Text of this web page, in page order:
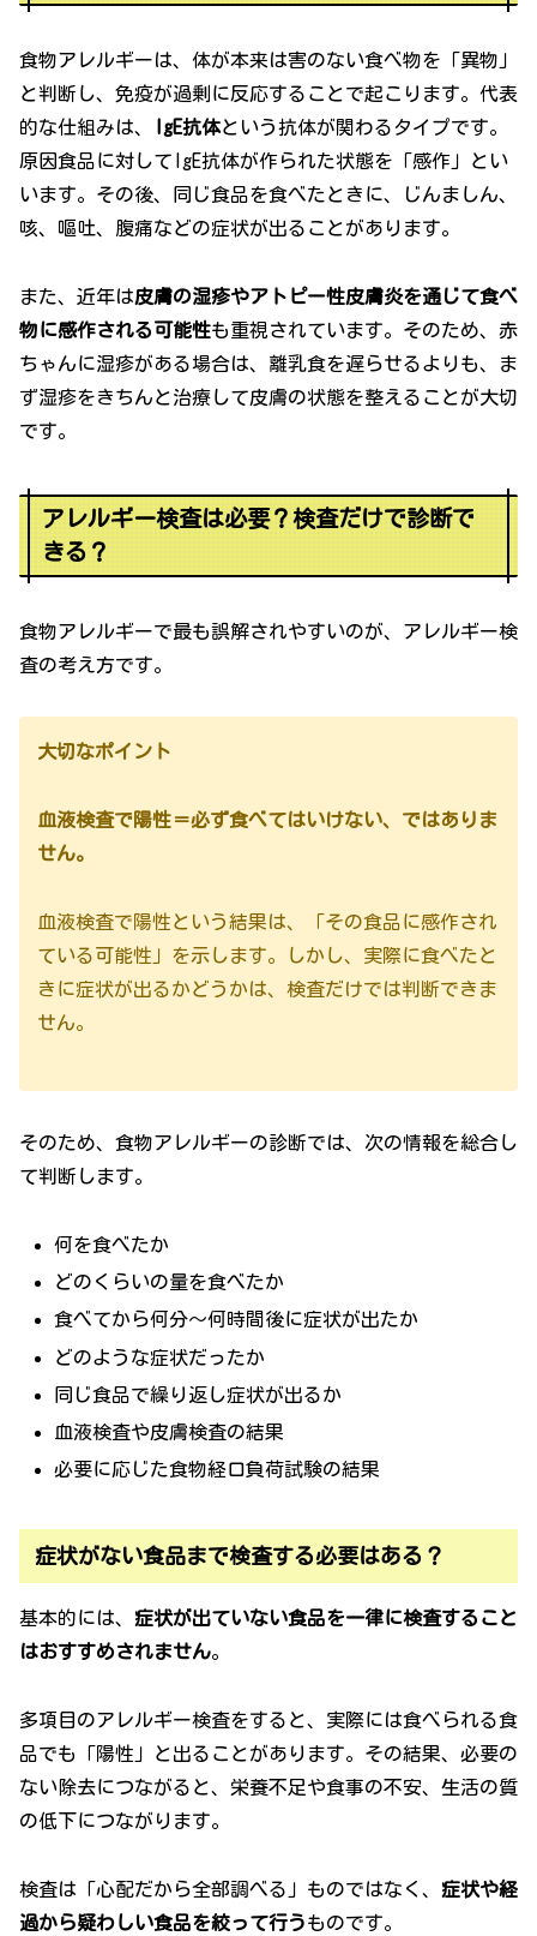
食物アレルギーは、体が本来は害のない食べ物を「異物」
と判断し、免疫が過剰に反応することで起こります。代表
的な仕組みは、
IgE抗体という抗体が関わるタイプです。
原因食品に対してIgE抗体が作られた状態を「感作」とい
います。その後、同じ食品を食べたときに、じんましん、
咳、嘔吐、腹痛などの症状が出ることがあります。
また、近年は皮膚の湿疹やアトピー性皮膚炎を通じて食べ
物に感作される可能性も重視されています。そのため、赤
ちゃんに湿疹がある場合は、離乳食を遅らせるよりも、ま
ず湿疹をきちんと治療して皮膚の状態を整えることが大切
です。
アレルギー検査は必要？検査だけで診断で
きる？
食物アレルギーで最も誤解されやすいのが、アレルギー検
査の考え方です。
大切なポイント
血液検査で陽性＝必ず食べてはいけない、ではありま
せん。
血液検査で陽性という結果は、「その食品に感作され
ている可能性」を示します。しかし、実際に食べたと
きに症状が出るかどうかは、検査だけでは判断できま
せん。
そのため、食物アレルギーの診断では、次の情報を総合し
て判断します。
何を食べたか
どのくらいの量を食べたか
食べてから何分〜何時間後に症状が出たか
どのような症状だったか
同じ食品で繰り返し症状が出るか
血液検査や皮膚検査の結果
必要に応じた食物経口負荷試験の結果
症状がない食品まで検査する必要はある？
基本的には、 症状が出ていない食品を一律に検査すること
はおすすめされません。
多項目のアレルギー検査をすると、実際には食べられる食
品でも「陽性」と出ることがあります。その結果、必要の
ない除去につながると、栄養不足や食事の不安、生活の質
の低下につながります。
検査は「心配だから全部調べる」ものではなく、 症状や経
過から疑わしい食品を絞って行うものです。